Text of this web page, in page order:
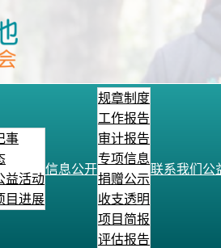
事
益活动
目进展
信息公开
规章制度
工作报告
审计报告
专项信息
捐赠公示
收支透明
项目简报
评估报告
联系我们公